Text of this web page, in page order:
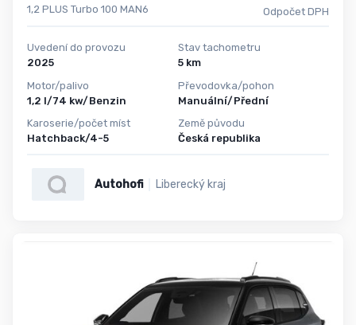
1,2 PLUS Turbo 100 MAN6 Odpočet DPH
Uvedení do provozu
2025
Motor/palivo
1,2 l/74 kw/Benzin
Karoserie/počet míst
Hatchback/4-5
Stav tachometru
5 km
Převodovka/pohon
Manuální/Přední
Země původu
Česká republika
Autohofi Liberecký kraj